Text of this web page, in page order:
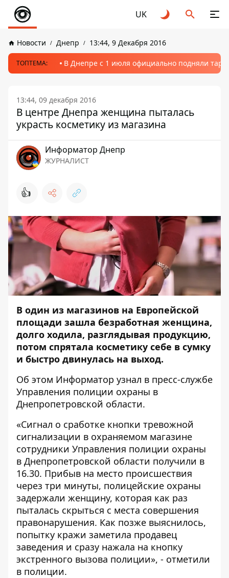
UK
Новости Днепр 13:44, 9 Декабря 2016
ТОПТЕМА: В Днепре с 1 июля официально подняли
13:44, 09 декабря 2016
В центре Днепра женщина пыталась
украсть косметику из магазина
Информатор Днепр
ЖУРНАЛИСТ
👍
В один из магазинов на Европейской
площади зашла безработная женщина,
долго ходила, разглядывая продукцию,
потом спрятала косметику себе в сумку
и быстро двинулась на выход.
Об этом Информатор узнал в пресс-службе
Управления полиции охраны в
Днепропетровской области.
«Сигнал о сработке кнопки тревожной
сигнализации в охраняемом магазине
сотрудники Управления полиции охраны
в Днепропетровской области получили в
16.30. Прибыв на место происшествия
через три минуты, полицейские охраны
задержали женщину, которая как раз
пыталась скрыться с места совершения
правонарушения. Как позже выяснилось,
попытку кражи заметила продавец
заведения и сразу нажала на кнопку
экстренного вызова полиции», - отметили
в полиции.